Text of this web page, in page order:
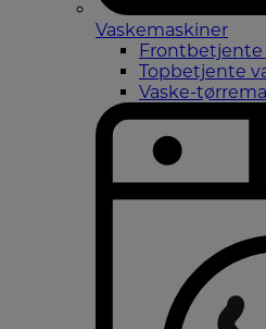
Vaskemaskiner
Frontbetjente
Topbetjente
Vaske-